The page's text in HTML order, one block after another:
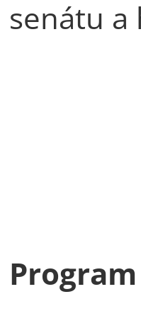
senátu a